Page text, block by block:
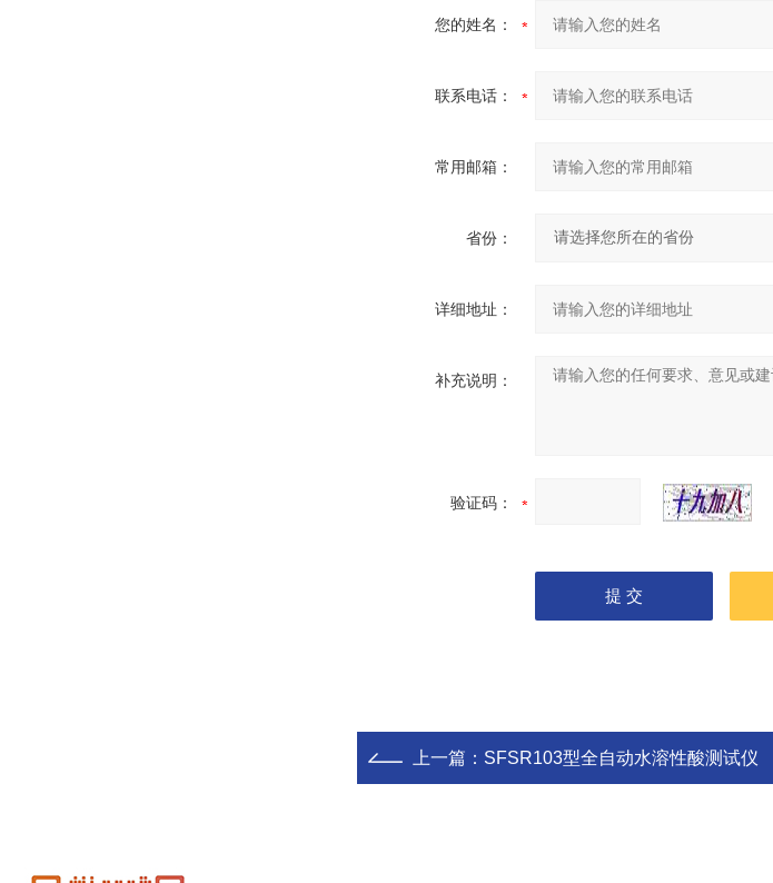
您的姓名：
联系电话：
常用邮箱：
省份：
详细地址：
补充说明：
验证码：
上一篇： SFSR103型全自动水溶性酸测试仪